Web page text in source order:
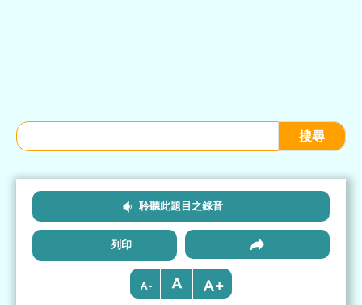
聆聽此題目之錄音
列印
- +